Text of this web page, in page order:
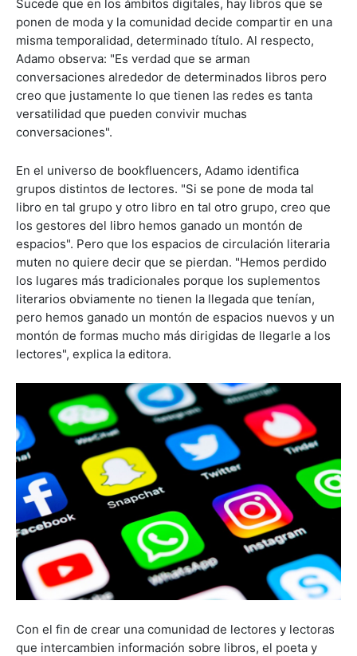
Sucede que en los ámbitos digitales, hay libros que se
ponen de moda y la comunidad decide compartir en una
misma temporalidad, determinado título. Al respecto,
Adamo observa: "Es verdad que se arman
conversaciones alrededor de determinados libros pero
creo que justamente lo que tienen las redes es tanta
versatilidad que pueden convivir muchas
conversaciones".
En el universo de bookfluencers, Adamo identifica
grupos distintos de lectores. "Si se pone de moda tal
libro en tal grupo y otro libro en tal otro grupo, creo que
los gestores del libro hemos ganado un montón de
espacios". Pero que los espacios de circulación literaria
muten no quiere decir que se pierdan. "Hemos perdido
los lugares más tradicionales porque los suplementos
literarios obviamente no tienen la llegada que tenían,
pero hemos ganado un montón de espacios nuevos y un
montón de formas mucho más dirigidas de llegarle a los
lectores", explica la editora.
Con el fin de crear una comunidad de lectores y lectoras
que intercambien información sobre libros, el poeta y